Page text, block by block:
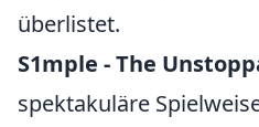
überlistet.
S1mple - The
spektakuläre